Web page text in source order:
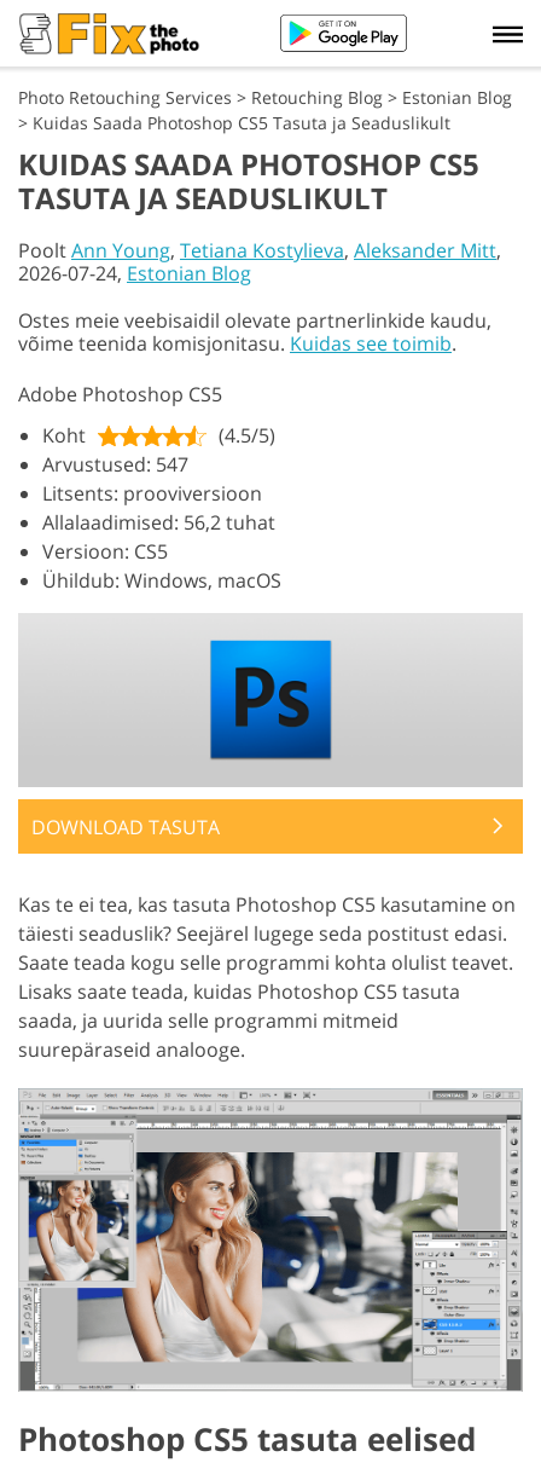
Photo Retouching Services > Retouching Blog > Estonian Blog
> Kuidas Saada Photoshop CS5 Tasuta ja Seaduslikult
KUIDAS SAADA PHOTOSHOP CS5
TASUTA JA SEADUSLIKULT
PooltAnn Young, Tetiana Kostylieva, Aleksander Mitt,
2026-07-24, Estonian Blog
Ostes meie veebisaidil olevate partnerlinkide kaudu,
võime teenida komisjonitasu. Kuidas see toimib.
Adobe Photoshop CS5
Koht
(4.5/5)
Arvustused: 547
Litsents: prooviversioon
Allalaadimised: 56,2 tuhat
Versioon: CS5
Ühildub: Windows, macOS
DOWNLOAD TASUTA
Kas te ei tea, kas tasuta Photoshop CS5 kasutamine on
täiesti seaduslik? Seejärel lugege seda postitust edasi.
Saate teada kogu selle programmi kohta olulist teavet.
Lisaks saate teada, kuidas Photoshop CS5 tasuta
saada, ja uurida selle programmi mitmeid
suurepäraseid analooge.
Photoshop CS5 tasuta eelised